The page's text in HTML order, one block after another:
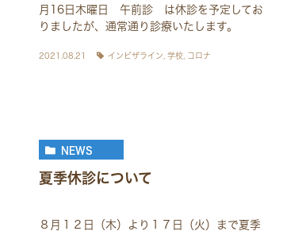
月16日木曜日 午前診 は休診を予定してお
りましたが、通常通り診療いたします。
2021.08.21 インビザライン 学校, コロナ
NEWS
夏季休診について
８月１２日（木）より１７日（火）まで夏季